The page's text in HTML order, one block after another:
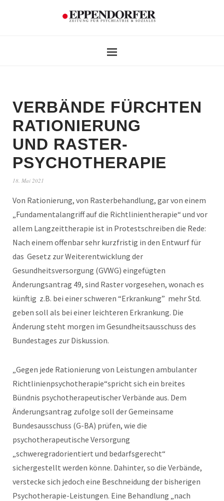
VERBÄNDE FÜRCHTEN
RATIONIERUNG
UND RASTER-
PSYCHOTHERAPIE
18. Mai 2021
Von Rationierung, von Rasterbehandlung, gar von einem
„Fundamentalangriff auf die Richtlinientherapie“ und vor
allem Langzeittherapie ist in Protestschreiben die Rede:
Nach einem offenbar sehr kurzfristig in den Entwurf für
das Gesetz zur Weiterentwicklung der
Gesundheitsversorgung (GVWG) eingefügten
Änderungsantrag 49, sind Raster vorgesehen, wonach es
künftig z.B. bei einer schweren “Erkrankung” mehr Std.
geben soll als bei einer leichteren Erkrankung. Die
Änderung steht morgen im Gesundheitsausschuss des
Bundestages zur Diskussion.
„Gegen jede Rationierung von Leistungen ambulanter
Richtlinienpsychotherapie“spricht sich ein breites
Bündnis psychotherapeutischer Verbände aus. Dem
Änderungsantrag zufolge soll der Gemeinsame
Bundesausschuss (G-BA) prüfen, wie die
psychotherapeutische Versorgung
„schweregradorientiert und bedarfsgerecht“
sichergestellt werden könne. Dahinter, so die Verbände,
verstecke sich jedoch eine Beschneidung der bisherigen
Psychotherapie-Leistungen. Eine Behandlung „nach